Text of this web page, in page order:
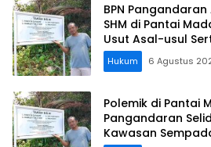
BPN
SHM di Pantai
Usut Asal-usul
Hukum 6 Agustus
Polemik di Pantai
Pangandaran
Kawasan